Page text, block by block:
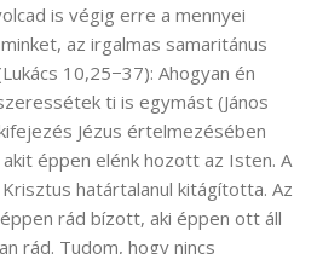
is végig erre a mennyei
az irgalmas samaritánus
10,25−37): Ahogyan én
ti is egymást (János
Jézus értelmezésében
akit éppen elénk hozott az Isten. A
határtalanul kitágította. Az
rád bízott, aki éppen ott áll
rád. Tudom, hogy nincs